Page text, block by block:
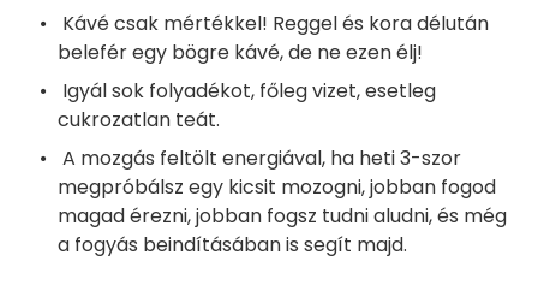
Kávé csak mértékkel! Reggel és kora délután
belefér egy bögre kávé, de ne ezen élj!
Igyál sok folyadékot, főleg vizet, esetleg
cukrozatlan teát.
A mozgás feltölt energiával, ha heti 3-szor
megpróbálsz egy kicsit mozogni, jobban fogod
magad érezni, jobban fogsz tudni aludni, és még
a fogyás beindításában is segít majd.